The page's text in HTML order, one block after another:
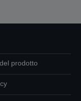
prodotto